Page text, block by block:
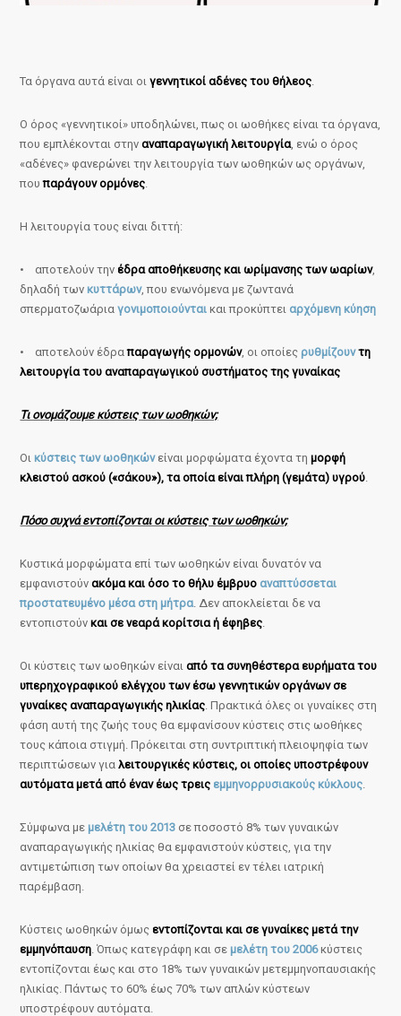
Τα όργανα αυτά είναι οιγεννητικοί αδένες του θήλεος
Ο όρος «γεννητικοί» υποδηλώνει, πως οι ωοθήκες είναι τα όργανα,
που εμπλέκονται στηναναπαραγωγική λειτουργία, ενώ ο όρος
«αδένες» φανερώνει την λειτουργία των ωοθηκών ως οργάνων,
πουπαράγουν ορμόνες
Η λειτουργία τους είναι διττή:
• αποτελούν τηνέδρα αποθήκευσης και ωρίμανσης των ωαρίων,
δηλαδή τωνκυττάρων, που ενωνόμενα με ζωντανά
σπερματοζωάριαγονιμοποιούνται και προκύπτει αρχόμενη κύηση
• αποτελούν έδραπαραγωγής ορμονών, οι οποίεςρυθμίζουντη
λειτουργία του αναπαραγωγικού συστήματος της γυναίκας
Τι ονομάζουμε κύστεις των ωοθηκών;
Οικύστεις των ωοθηκώνείναι μορφώματα έχοντα τημορφή
κλειστού ασκού («σάκου»), τα οποία είναι πλήρη (γεμάτα) υγρού
Πόσο συχνά εντοπίζονται οι κύστεις των ωοθηκών;
Κυστικά μορφώματα επί των ωοθηκών είναι δυνατόν να
εμφανιστούνακόμα και όσο το θήλυ έμβρυο αναπτύσσεται
προστατευμένο μέσα στη μήτρα . Δεν αποκλείεται δε να
εντοπιστούνκαι σε νεαρά κορίτσια ή έφηβες
Οι κύστεις των ωοθηκών είναιαπό τα συνηθέστερα ευρήματα του
υπερηχογραφικού ελέγχου των έσω γεννητικών οργάνων σε
γυναίκες αναπαραγωγικής ηλικίας . Πρακτικά όλες οι γυναίκες στη
φάση αυτή της ζωής τους θα εμφανίσουν κύστεις στις ωοθήκες
τους κάποια στιγμή. Πρόκειται στη συντριπτική πλειοψηφία των
περιπτώσεων γιαλειτουργικές κύστεις, οι οποίες υποστρέφουν
αυτόματα μετά από έναν έως τρεις εμμηνορρυσιακούς κύκλους
Σύμφωνα μεμελέτη του 2013 σε ποσοστό 8% των γυναικών
αναπαραγωγικής ηλικίας θα εμφανιστούν κύστεις, για την
αντιμετώπιση των οποίων θα χρειαστεί εν τέλει ιατρική
παρέμβαση.
Κύστεις ωοθηκών όμωςεντοπίζονται και σε γυναίκες μετά την
εμμηνόπαυση . Όπως κατεγράφη και σεμελέτη του 2006κύστεις
εντοπίζονται έως και στο 18% των γυναικών μετεμμηνοπαυσιακής
ηλικίας. Πάντως το 60% έως 70% των απλών κύστεων
υποστρέφουν αυτόματα.